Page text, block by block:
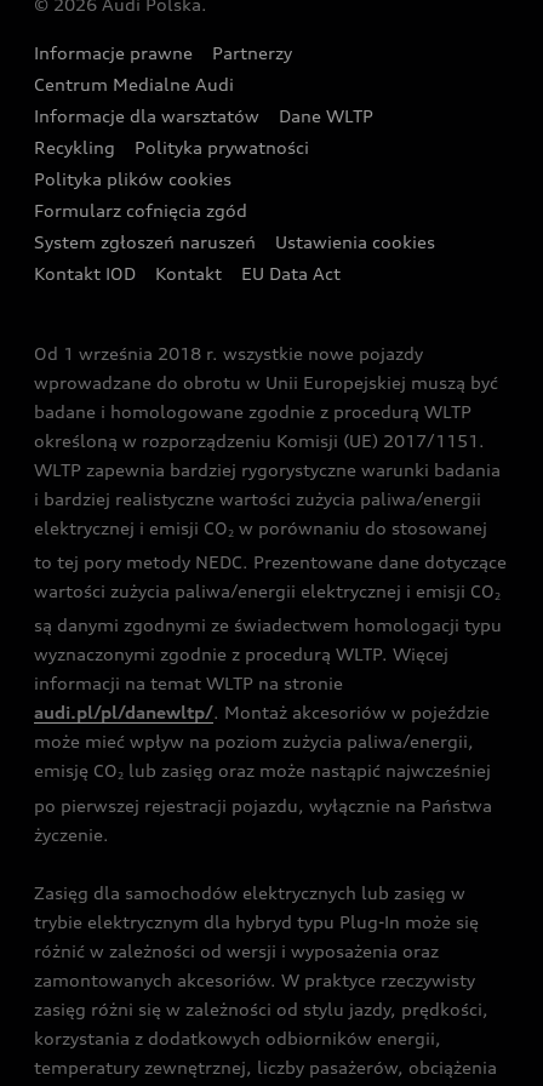
Wyszukaj najbliższego Partnera Audi
Oferta dla przedsiębiorców
Oferta dla klientów prywatnych
Kalkulator rat
Ubezpieczenie
Audi exclusive
Zasięg
Gwarancja
Akcje serwisowe Audi
Katalog online akcesoriów
Audi i Muzeum Sztuki Nowoczesnej w Warszawie
Audi driving experience
Audi quattro Cup
Audi i Puchar Świata w Skokach Narciarskich w
Zakopanem
© 2026 Audi Polska.
Informacje prawne
Partnerzy
Centrum Medialne Audi
Informacje dla warsztatów
Dane WLTP
Recykling
Polityka prywatności
Polityka plików cookies
Formularz cofnięcia zgód
System zgłoszeń naruszeń
Ustawienia cookies
Kontakt IOD
Kontakt EU Data Act
Od 1 września 2018 r. wszystkie nowe pojazdy
wprowadzane do obrotu w Unii Europejskiej muszą być
badane i homologowane zgodnie z procedurą WLTP
określoną w rozporządzeniu Komisji (UE) 2017/1151.
WLTP zapewnia bardziej rygorystyczne warunki badania
i bardziej realistyczne wartości zużycia paliwa/energii
elektrycznej i emisji CO2 w porównaniu do stosowanej
to tej pory metody NEDC. Prezentowane dane dotyczące
wartości zużycia paliwa/energii elektrycznej i emisji CO2
są danymi zgodnymi ze świadectwem homologacji typu
wyznaczonymi zgodnie z procedurą WLTP. Więcej
informacji na temat WLTP na stronie
audi.pl/pl/danewltp/. Montaż akcesoriów w pojeździe
może mieć wpływ na poziom zużycia paliwa/energii,
emisję CO2 lub zasięg oraz może nastąpić najwcześniej
po pierwszej rejestracji pojazdu, wyłącznie na Państwa
życzenie.
Zasięg dla samochodów elektrycznych lub zasięg w
trybie elektrycznym dla hybryd typu Plug-In może się
różnić w zależności od wersji i wyposażenia oraz
zamontowanych akcesoriów. W praktyce rzeczywisty
zasięg różni się w zależności od stylu jazdy, prędkości,
korzystania z dodatkowych odbiorników energii,
temperatury zewnętrznej, liczby pasażerów, obciążenia